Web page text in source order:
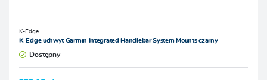
K-Edge
K-Edge uchwyt Garmin Integrated Handlebar System Mounts czarny
Dostępny